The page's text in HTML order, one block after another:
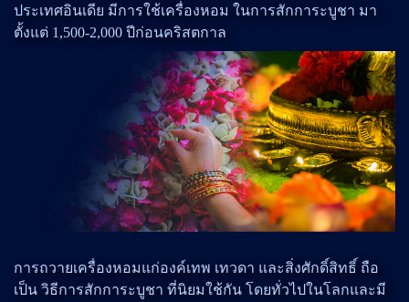
ประเทศอินเดีย มีการใช้เครื่องหอม ในการสักการะบูชา มา
ตั้งแต่ 1,500-2,000 ปีก่อนคริสตกาล
การถวายเครื่องหอมแก่องค์เทพ เทวดา และสิ่งศักดิ์สิทธิ์ ถือ
เป็น วิธีการสักการะบูชา ที่นิยมใช้กัน โดยทั่วไปในโลกและมี